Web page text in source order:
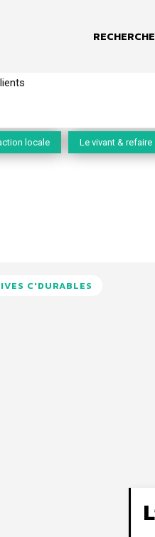
RECHERCHE
locale Le vivant &
C'DURABLES